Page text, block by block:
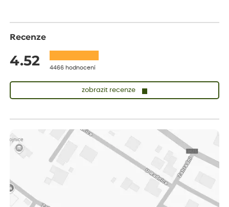
Recenze
4.52 4466 hodnocení
zobrazit recenze
Vše v pořádku, jsem spokojena.
ověřený nákup dnes
Rostlina mi přišla v dobrém stavu, jsem spokojená.
Zuzana
Spokojenost s dodáním kvalitních rostlin